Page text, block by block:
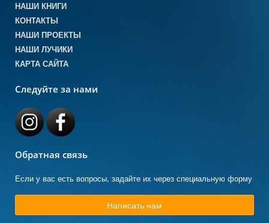
НАШИ КНИГИ
КОНТАКТЫ
НАШИ ПРОЕКТЫ
НАШИ ЛУЧИКИ
КАРТА САЙТА
Следуйте за нами
Обратная связь
Если у вас есть вопросы, задайте их через специальную форму
Написать нам